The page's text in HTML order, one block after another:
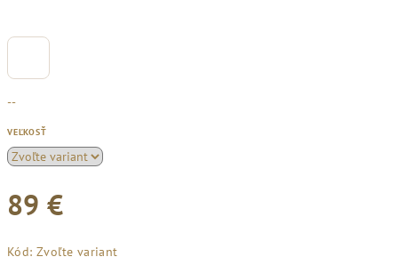
--
VEĽKOSŤ
89 €
cena:
Kód: Zvoľte variant